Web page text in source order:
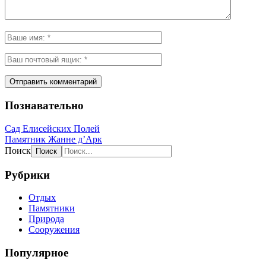
Познавательно
Сад Елисейских Полей
Памятник Жанне д’Арк
Поиск
Рубрики
Отдых
Памятники
Природа
Сооружения
Популярное